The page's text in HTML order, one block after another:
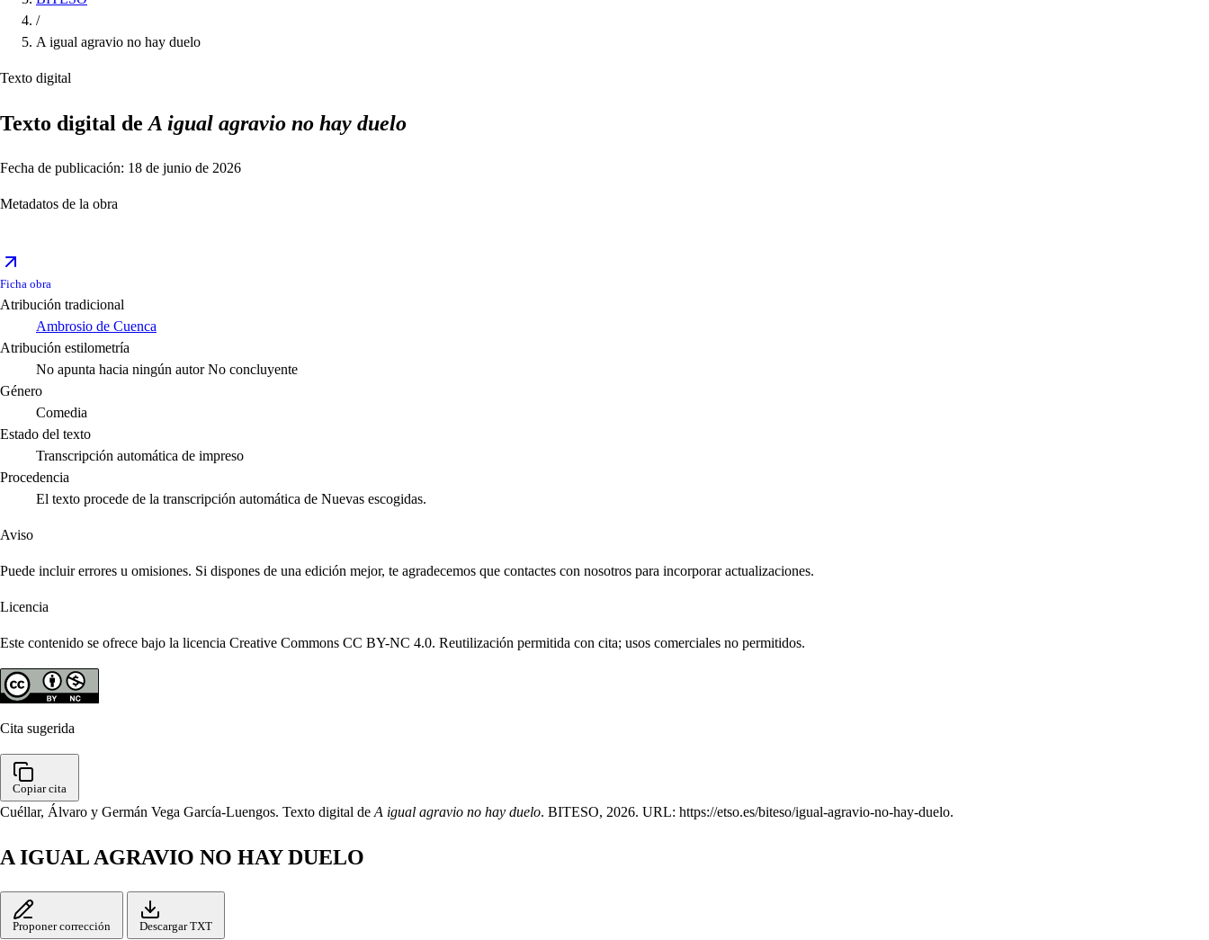
/
A igual agravio no hay duelo
Texto digital
Texto digital de A igual agravio no hay duelo
Fecha de publicación: 18 de junio de 2026
Metadatos de la obra
Ficha obra
Atribución tradicional
Ambrosio de Cuenca
Atribución estilometría
No apunta hacia ningún autor No concluyente
Género
Comedia
Estado del texto
Transcripción automática de impreso
Procedencia
El texto procede de la transcripción automática de Nuevas escogidas.
Aviso
Puede incluir errores u omisiones. Si dispones de una edición mejor, te agradecemos que contactes con nosotros para incorporar actualizaciones.
Licencia
Este contenido se ofrece bajo la licencia Creative Commons CC BY-NC 4.0. Reutilización permitida con cita; usos comerciales no permitidos.
Cita sugerida
Copiar cita
Cuéllar, Álvaro y Germán Vega García-Luengos. Texto digital de A igual agravio no hay duelo. BITESO, 2026. URL: https://etso.es/biteso/igual-agravio-no-hay-duelo.
A IGUAL AGRAVIO NO HAY DUELO
Proponer corrección Descargar TXT